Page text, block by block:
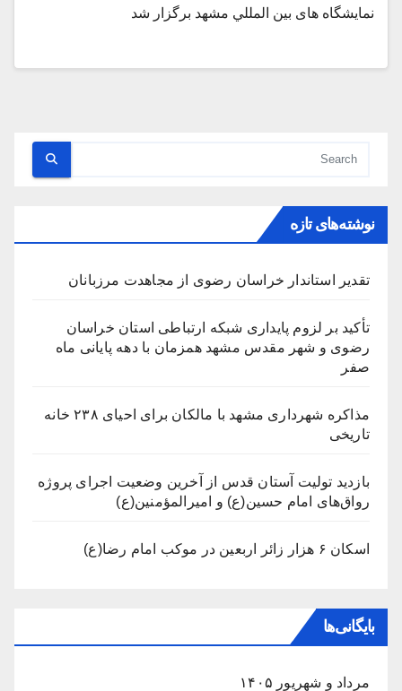
نمایشگاه های بين المللي مشهد برگزار شد
نوشته‌های تازه
تقدیر استاندار خراسان رضوی از مجاهدت مرزبانان
تأکید بر لزوم پایداری شبکه ارتباطی استان خراسان
رضوی و شهر مقدس مشهد همزمان با دهه پایانی ماه
صفر
مذاکره شهرداری مشهد با مالکان برای احیای ۲۳۸ خانه
تاریخی
بازدید تولیت آستان قدس از آخرین وضعیت اجرای پروژه
رواق‌های امام حسین(ع) و امیرالمؤمنین(ع)
اسکان ۶ هزار زائر اربعین در موکب امام رضا(ع)
بایگانی‌ها
مرداد و شهریور ۱۴۰۵